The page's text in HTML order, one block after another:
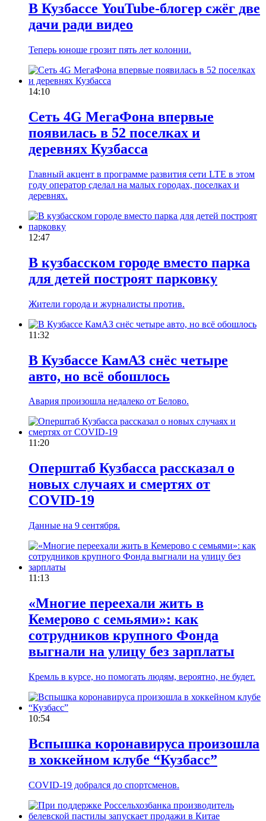
В Кузбассе YouTube-блогер cжёг две
дачи ради видео
Теперь юноше грозит пять лет колонии.
14:10
Сеть 4G МегаФона впервые
появилась в 52 поселках и
деревнях Кузбасса
Главный акцент в программе развития сети LTE в этом
году оператор сделал на малых городах, поселках и
деревнях.
12:47
В кузбасском городе вместо парка
для детей построят парковку
Жители города и журналисты против.
11:32
В Кузбассе КамАЗ снёс четыре
авто, но всё обошлось
Авария произошла недалеко от Белово.
11:20
Оперштаб Кузбасса рассказал о
новых случаях и смертях от
COVID-19
Данные на 9 сентября.
11:13
«Многие переехали жить в
Кемерово с семьями»: как
сотрудников крупного Фонда
выгнали на улицу без зарплаты
Кремль в курсе, но помогать людям, вероятно, не будет.
10:54
Вспышка коронавируса произошла
в хоккейном клубе “Кузбасс”
COVID-19 добрался до спортсменов.